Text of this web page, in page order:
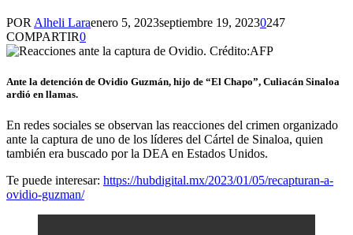
POR Alheli Laraenero 5, 2023septiembre 19, 20230247
COMPARTIR0
Ante la detención de Ovidio Guzmán, hijo de “El Chapo”, Culiacán Sinaloa
ardió en llamas.
En redes sociales se observan las reacciones del crimen organizado
ante la captura de uno de los líderes del Cártel de Sinaloa, quien
también era buscado por la DEA en Estados Unidos.
Te puede interesar: https://hubdigital.mx/2023/01/05/recapturan-a-
ovidio-guzman/